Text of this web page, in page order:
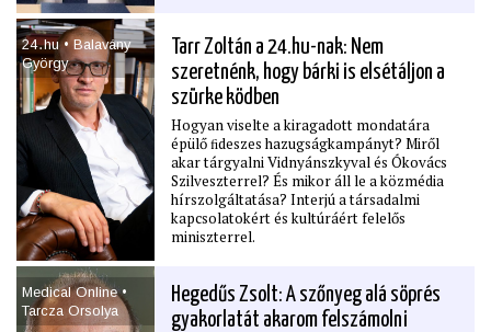
24․hu • Balavány
György
Tarr Zoltán a 24.hu-nak: Nem
szeretnénk, hogy bárki is elsétáljon a
szürke ködben
Hogyan viselte a kiragadott mondatára
épülő ﬁdeszes hazugságkampányt? Miről
akar tárgyalni Vidnyánszkyval és Ókovács
Szilveszterrel? És mikor áll le a közmédia
hírszolgáltatása? Interjú a társadalmi
kapcsolatokért és kultúráért felelős
miniszterrel.
Medical Online •
Tarcza Orsolya
Hegedűs Zsolt: A szőnyeg alá söprés
gyakorlatát akarom felszámolni